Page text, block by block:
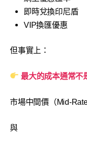
即時兌換印尼盾
VIP換匯優惠
但事實上：
最大的成本通常不
市場中間價（Mid-Rate
與